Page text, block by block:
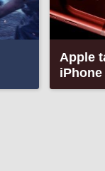
Apple
iPhone
ortaya